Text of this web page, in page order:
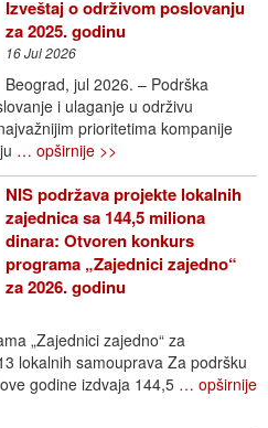
Izveštaj o održivom poslovanju
za 2025. godinu
16 Jul 2026
Beograd, jul 2026. – Podrška
i ulaganje u održivu
prioritetima kompanije
… opširnije >>
NIS podržava projekte lokalnih
zajednica sa 144,5 miliona
dinara: Otvoren konkurs
programa „Zajednici zajedno“
za 2026. godinu
„Zajednici zajedno“ za
lokalnih samouprava Za podršku
godine izdvaja 144,5 … opširnije